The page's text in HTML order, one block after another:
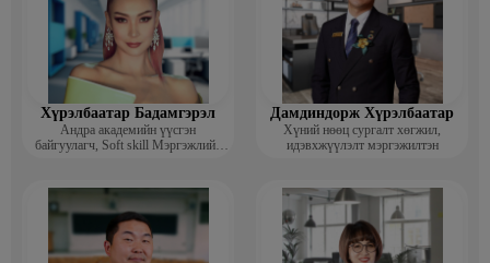
Хүрэлбаатар Бадамгэрэл
Андра академийн үүсгэн
байгуулагч, Soft skill Мэргэжлийн
Дамдиндорж Хүрэлбаатар
Хүний нөөц сургалт хөгжил,
идэвхжүүлэлт мэргэжилтэн